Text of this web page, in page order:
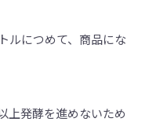
ルにつめて、商品にな
上発酵を進めないため